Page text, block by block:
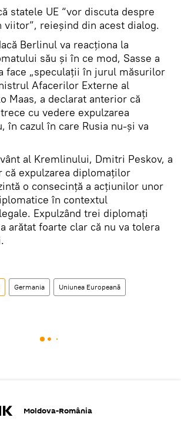
statele UE “vor discuta despre
reieșind din acest dialog.
Berlinul va reacționa la
său și în ce mod, Sasse a
face „speculații în jurul măsurilor
Afacerilor Externe al
Maas, a declarat anterior că
cu vedere expulzarea
în cazul în care Rusia nu-și va
al Kremlinului, Dmitri Peskov, a
că expulzarea diplomaților
o consecință a acțiunilor unor
în contextul
Expulzând trei diplomați
arătat foarte clar că nu va tolera
Germania Uniunea Europeană
Moldova-România